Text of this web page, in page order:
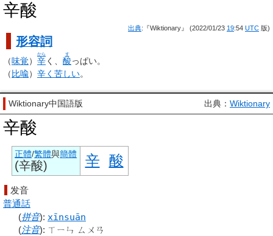
辛酸
出典:『Wiktionary』 (2022/01/23 19:54 UTC 版)
形容詞
（味覚） 辛
から
く、 酸
す
っぱい。
（ 比喩） 辛く 苦しい。
Wiktionary中国語版 出典： Wiktionary
辛酸
正體/繁體與簡體
(辛酸) 辛 酸
发音
普通話
(拼音): xīnsuān
(注音): ㄒㄧㄣ ㄙㄨㄢ